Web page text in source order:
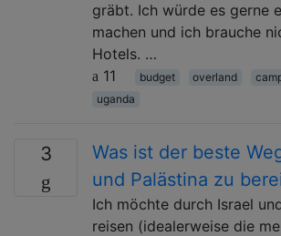
gräbt. Ich würde es gerne
machen und ich brauche
Hotels. …
11
budget overland
uganda
3
Was ist der beste
und Palästina zu
Ich möchte durch Israel
reisen (idealerweise die